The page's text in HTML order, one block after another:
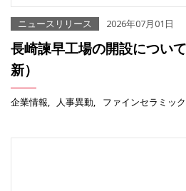
ニュースリリース 2026年07月01日
長崎諫早工場の開設につい
新）
企業情報 人事異動 ファインセラミッ